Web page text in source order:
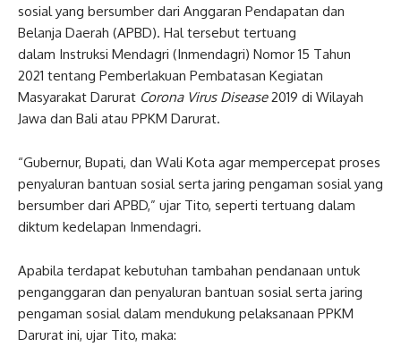
sosial yang bersumber dari Anggaran Pendapatan dan
Belanja Daerah (APBD). Hal tersebut tertuang
dalam Instruksi Mendagri (Inmendagri) Nomor 15 Tahun
2021 tentang Pemberlakuan Pembatasan Kegiatan
Masyarakat Darurat Corona Virus Disease2019 di Wilayah
Jawa dan Bali atau PPKM Darurat.
“Gubernur, Bupati, dan Wali Kota agar mempercepat proses
penyaluran bantuan sosial serta jaring pengaman sosial yang
bersumber dari APBD,” ujar Tito, seperti tertuang dalam
diktum kedelapan Inmendagri.
Apabila terdapat kebutuhan tambahan pendanaan untuk
penganggaran dan penyaluran bantuan sosial serta jaring
pengaman sosial dalam mendukung pelaksanaan PPKM
Darurat ini, ujar Tito, maka: